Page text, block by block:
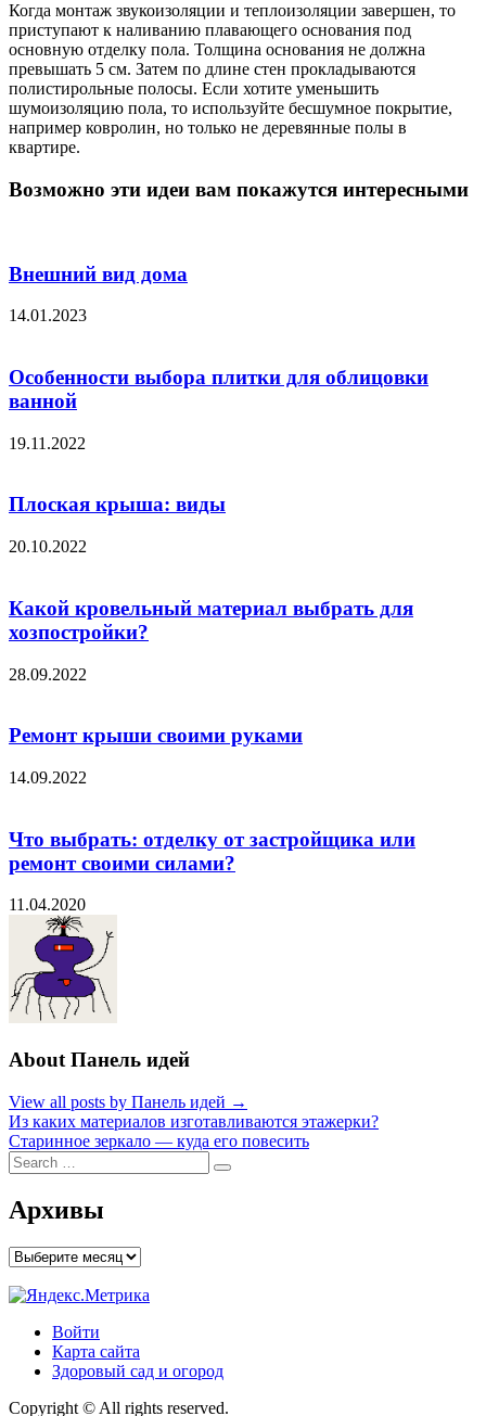
Когда монтаж звукоизоляции и теплоизоляции завершен, то
приступают к наливанию плавающего основания под
основную отделку пола. Толщина основания не должна
превышать 5 см. Затем по длине стен прокладываются
полистирольные полосы. Если хотите уменьшить
шумоизоляцию пола, то используйте бесшумное покрытие,
например ковролин, но только не деревянные полы в
квартире.
Возможно эти идеи вам покажутся интересными
Внешний вид дома
14.01.2023
Особенности выбора плитки для облицовки
ванной
19.11.2022
Плоская крыша: виды
20.10.2022
Какой кровельный материал выбрать для
хозпостройки?
28.09.2022
Ремонт крыши своими руками
14.09.2022
Что выбрать: отделку от застройщика или
ремонт своими силами?
11.04.2020
About Панель идей
View all posts by Панель идей →
Навигация
по
записям
Из каких материалов изготавливаются этажерки?
Старинное зеркало — куда его повесить
Search
for:
Search
Архивы
Архивы
Войти
Карта сайта
Здоровый сад и огород
Copyright © All rights reserved.